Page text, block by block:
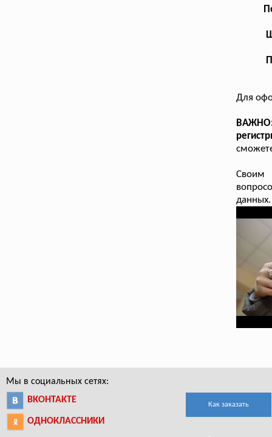
Для
Своим
Мы в социальных сетях:
ВКОНТАКТЕ
ОДНОКЛАССНИКИ
Как заказать